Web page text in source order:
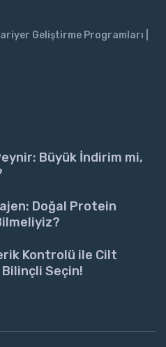
Geliştirme Programları |
Büyük İndirim mi,
Doğal Protein
Kontrolü ile Cilt
Bilinçli Seçin!